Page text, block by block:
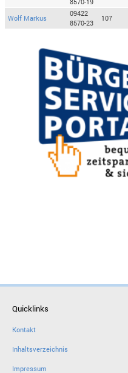
Wolf Markus
09422
8570-23
107
Quicklinks
Kontakt
Inhaltsverzeichnis
Impressum